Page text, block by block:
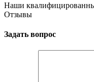
Наши
Отзывы
Задать вопрос